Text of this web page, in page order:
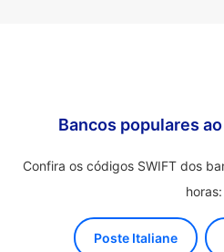
Bancos populares
Confira os códigos SWIFT dos
horas:
Poste Italiane